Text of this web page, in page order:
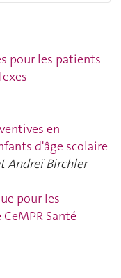
pour les patients
en
d'âge scolaire
Andreï Birchler
pour les
Santé